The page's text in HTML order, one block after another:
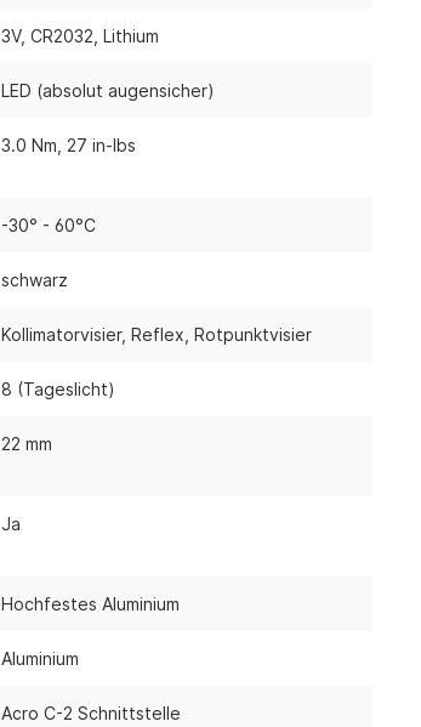
3V, CR2032 , Lithium
LED (absolut augensicher)
3.0 Nm , 27 in-lbs
-30° - 60°C
schwarz
Kollimatorvisier, Reflex , Rotpunktvisier
8 (Tageslicht)
22 mm
Ja
Hochfestes Aluminium
Aluminium
Acro C-2 Schnittstelle